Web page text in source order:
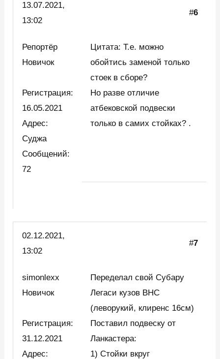
13.07.2021,
13:02
#6
Репортёр
Новичок
Регистрация:
16.05.2021
Адрес:
Суджа
Сообщений:
72
Цитата: Т.е. можно
обойтись заменой только
стоек в сборе?
Но разве отличие
атбековской подвески
только в самих стойках? .
02.12.2021,
13:02
#7
simonlexx
Новичок
Регистрация:
31.12.2021
Адрес:
Переделал свой Субару
Легаси кузов BHC
(леворукий, клиренс 16см)
Поставил подвеску от
Ланкастера:
1) Стойки вкруг